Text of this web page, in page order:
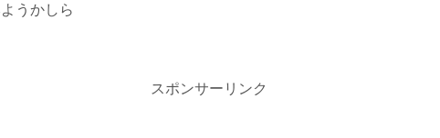
うかしら
スポンサーリンク